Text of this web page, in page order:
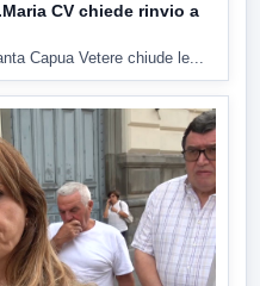
CV chiede rinvio a
Capua Vetere chiude le...